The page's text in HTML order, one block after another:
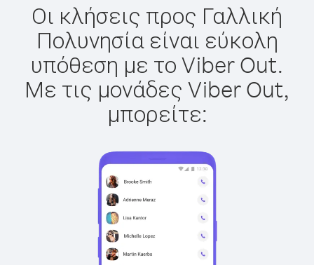
Οι κλήσεις προς Γαλλική
Πολυνησία είναι εύκολη
υπόθεση με το Viber Out.
Με τις μονάδες Viber Out,
μπορείτε: